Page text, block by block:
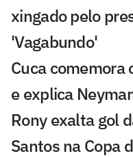
xingado pelo
'Vagabundo'
Cuca comemora
e explica
Rony exalta gol
Santos na Copa